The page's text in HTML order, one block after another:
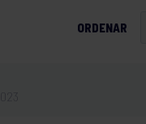
ORDENAR